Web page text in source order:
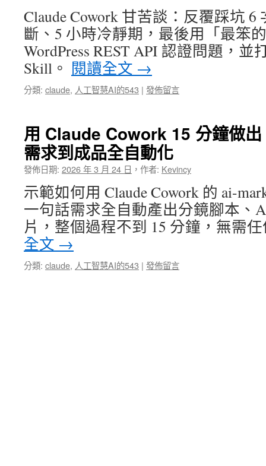
Claude Cowork 甘苦談：反覆踩坑 6
斷、5 小時冷靜期，最後用「最笨
WordPress REST API 認證問題，
Skill。 閱讀全文 →
分類: claude, 人工智慧AI的543 | 發佈留言
用 Claude Cowork 15 分鐘做
需求到成品全自動化
發佈日期: 2026 年 3 月 24 日 ， 作者: Kevincy
示範如何用 Claude Cowork 的 ai-
一句話需求全自動產出分鏡腳本、
片，整個過程不到 15 分鐘，無需
全文 →
分類: claude, 人工智慧AI的543 | 發佈留言